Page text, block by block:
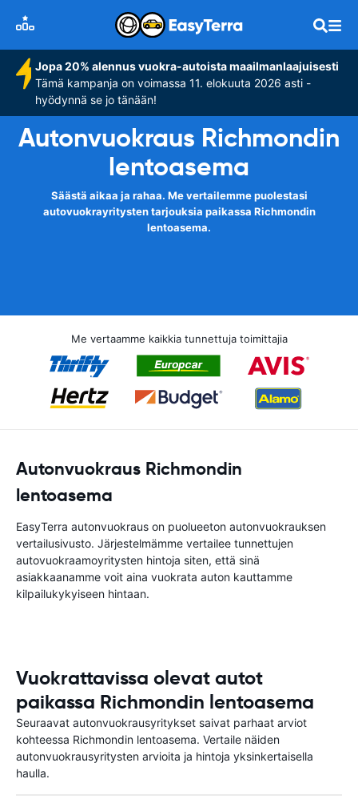
Jopa 20% alennus vuokra-autoista maailmanlaajuisesti
Tämä kampanja on voimassa 11. elokuuta 2026 asti -
hyödynnä se jo tänään!
Autonvuokraus Richmondin
lentoasema
Säästä aikaa ja rahaa. Me vertailemme puolestasi
autovuokrayritysten tarjouksia paikassa Richmondin
lentoasema.
Me vertaamme kaikkia tunnettuja toimittajia
Autonvuokraus Richmondin
lentoasema
EasyTerra autonvuokraus on puolueeton autonvuokrauksen
vertailusivusto. Järjestelmämme vertailee tunnettujen
autovuokraamoyritysten hintoja siten, että sinä
asiakkaanamme voit aina vuokrata auton kauttamme
kilpailukykyiseen hintaan.
Vuokrattavissa olevat autot
paikassa Richmondin lentoasema
Seuraavat autonvuokrausyritykset saivat parhaat arviot
kohteessa Richmondin lentoasema. Vertaile näiden
autonvuokrausyritysten arvioita ja hintoja yksinkertaisella
haulla.